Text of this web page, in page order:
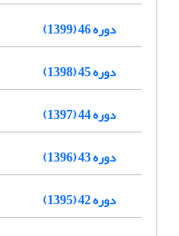
دوره 46 (1399)
دوره 45 (1398)
دوره 44 (1397)
دوره 43 (1396)
دوره 42 (1395)